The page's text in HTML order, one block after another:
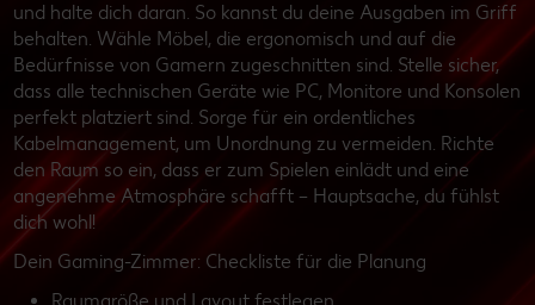
und halte dich daran. So kannst du deine Ausgaben im Griff
behalten. Wähle Möbel, die ergonomisch und auf die
Bedürfnisse von Gamern zugeschnitten sind. Stelle sicher,
dass alle technischen Geräte wie PC, Monitore und Konsolen
perfekt platziert sind. Sorge für ein ordentliches
Kabelmanagement, um Unordnung zu vermeiden. Richte
den Raum so ein, dass er zum Spielen einlädt und eine
angenehme Atmosphäre schafft – Hauptsache, du fühlst
dich wohl!
Dein Gaming-Zimmer: Checkliste für die Planung